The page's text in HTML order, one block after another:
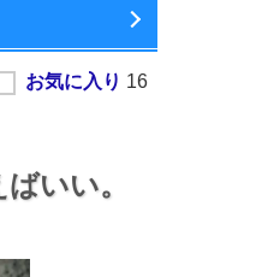
いい。